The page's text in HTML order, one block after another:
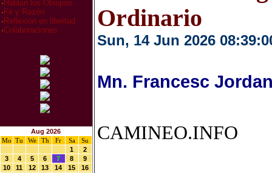
· Hablan los Obispos
· Fe y Razón
· Reflexion en libertad
·Colaboraciones
Aug 2026
Mo
Tu We Th Fr Sa
Su
1
2
3
4 5 6 7 8
9
10
11 12 13 14 15
16
Ordinario
Sun, 14 Jun 2026
Mn. Francesc
CAMINEO.INFO